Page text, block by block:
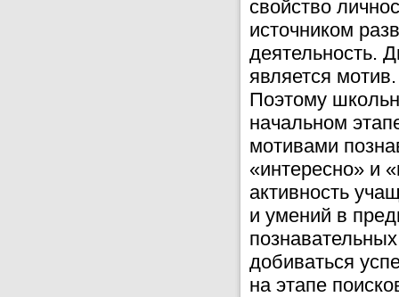
свойство
источником
деятельность.
является
Поэтому
начальном
мотивами
«интересно» и
активность
и умений в
добиваться
на этапе